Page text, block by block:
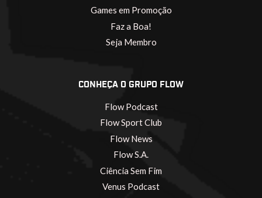
Games em Promoção
Faz a Boa!
Seja Membro
CONHEÇA O GRUPO FLOW
Flow Podcast
Flow Sport Club
Flow News
Flow S.A.
Ciência Sem Fim
Venus Podcast